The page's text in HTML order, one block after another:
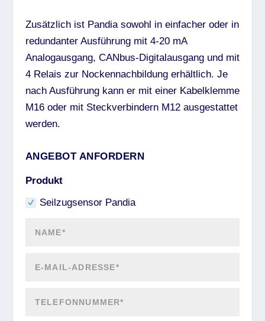
Zusätzlich ist Pandia sowohl in einfacher oder in
redundanter Ausführung mit 4-20 mA
Analogausgang, CANbus-Digitalausgang und mit
4 Relais zur Nockennachbildung erhältlich. Je
nach Ausführung kann er mit einer Kabelklemme
M16 oder mit Steckverbindern M12 ausgestattet
werden.
ANGEBOT ANFORDERN
Produkt
Seilzugsensor Pandia